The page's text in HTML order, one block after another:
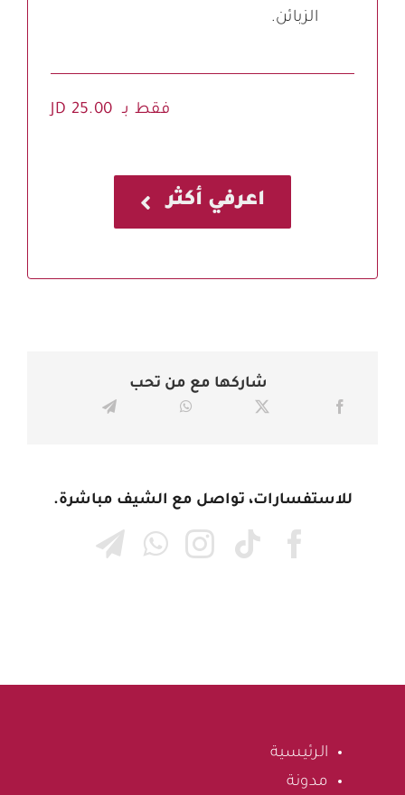
الزبائن.
فقط بـ JD 25.00
اعرفي أكثر
شاركها مع من تحب
للاستفسارات، تواصل مع الشيف مباشرة.
الرئيسية
مدونة